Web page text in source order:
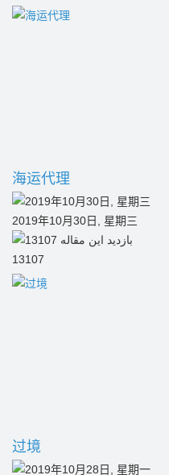
海运代理
2019年10月30日, 星期三
13107
过境